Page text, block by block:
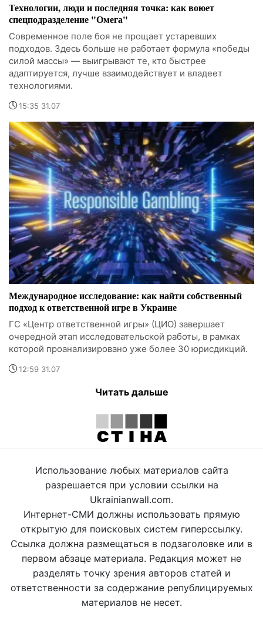
Технологии, люди и последняя точка: как воюет
спецподразделение "Омега"
Современное поле боя не прощает устаревших
подходов. Здесь больше не работает формула «победы
силой массы» — выигрывают те, кто быстрее
адаптируется, лучше взаимодействует и владеет
технологиями.
15:35 31.07
Международное исследование: как найти собственный
подход к ответственной игре в Украине
ГС «Центр ответственной игры» (ЦИО) завершает
очередной этап исследовательской работы, в рамках
которой проанализировано уже более 30 юрисдикций.
12:59 31.07
Читать дальше
Использование любых материалов сайта
разрешается при условии ссылки на
Ukrainianwall.com.
Интернет-СМИ должны использовать прямую
открытую для поисковых систем гиперссылку.
Ссылка должна размещаться в подзаголовке или в
первом абзаце материала. Редакция может не
разделять точку зрения авторов статей и
ответственности за содержание републицируемых
материалов не несет.